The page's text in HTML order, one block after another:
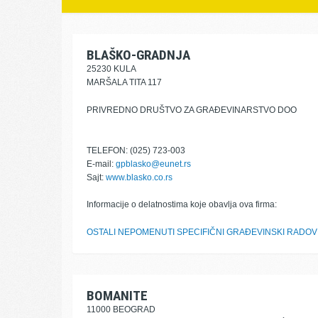
BLAŠKO-GRADNJA
25230 KULA
MARŠALA TITA 117
PRIVREDNO DRUŠTVO ZA GRAĐEVINARSTVO DOO
TELEFON: (025) 723-003
E-mail: gpblasko@eunet.rs
Sajt: www.blasko.co.rs
Informacije o delatnostima koje obavlja ova firma:
OSTALI NEPOMENUTI SPECIFIČNI GRAĐEVINSKI
BOMANITE
11000 BEOGRAD